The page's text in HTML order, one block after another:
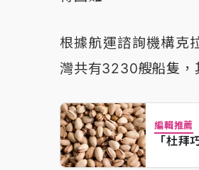
根據航運諮詢機構克
灣共有3230艘船隻，
編輯推薦
「杜